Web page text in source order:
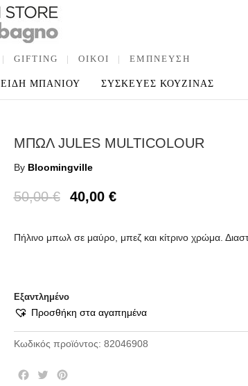
| GIFTING | OIKOI | ΕΜΠΝΕΥΣΗ
ΕΙΔΗ ΜΠΑΝΙΟΥ ΣΥΣΚΕΥΕΣ ΚΟΥΖΙΝΑΣ
ΜΠΩΛ JULES MULTICOLOUR
By Bloomingville
50,00€ 40,00 €
Πήλινο μπωλ σε μαύρο, μπεζ και κίτρινο χρώμα.
Εξαντλημένο
Προσθήκη στα αγαπημένα
Κωδικός προϊόντος: 82046908